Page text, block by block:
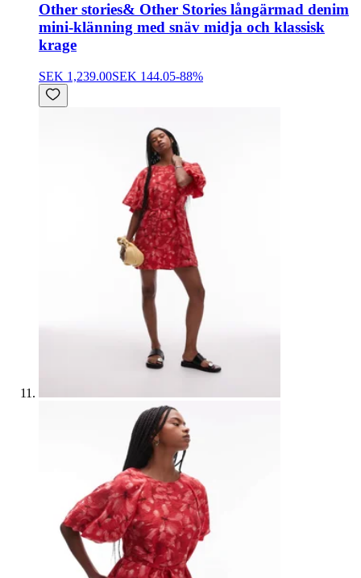
Other stories& Other Stories långärmad denim
mini-klänning med snäv midja och klassisk
krage
SEK 1,239.00SEK 144.05-88%